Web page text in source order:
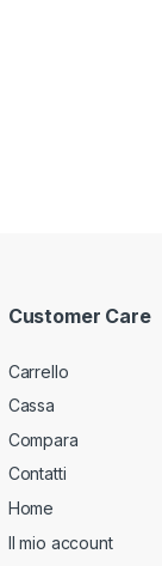
Customer Care
Carrello
Cassa
Compara
Contatti
Home
Il mio account